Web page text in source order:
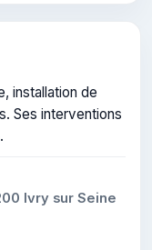
installation de
Ses interventions
Ivry sur Seine